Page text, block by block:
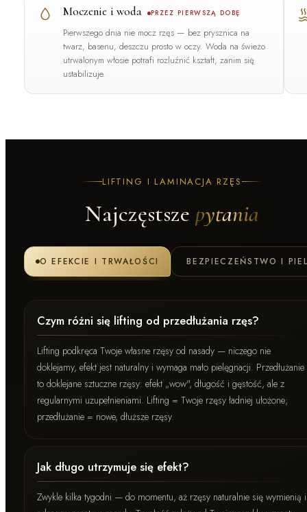
Moczenie i woda PRZEZ PIERWSZĄ DOBĘ
Pierwszego dnia nie mocz rzęs— bez prysznica na
twarz, basenu, deszczu prosto w oczy. Woda na świeżo
utrwalonym włosie potrafi rozluźnić kształt, zanim się
ustabilizuje.
LIFTING I LAMINACJA RZĘS
Najczęstsze pytania
O EFEKCIE I TRWAŁOŚCI BEZPIECZEŃSTWO I
Czym różni się lifting od przedłużania rzęs?
Lifting podkręca Twoje własne rzęsy od nasady — niczego nie
doklejamy, efekt jest naturalny i wymaga mało pielęgnacji. Przedłużanie
to doklejane sztuczne rzęsy: efekt „wow", długość i gęstość, ale z
regularnymi uzupełnieniami. Lifting = Twoje rzęsy ładniej ułożone;
przedłużanie = nowe, dłuższe rzęsy.
Jak długo utrzymuje się efekt?
Zwykle kilka tygodni — do momentu, aż rzęsy naturalnie się wymienią i